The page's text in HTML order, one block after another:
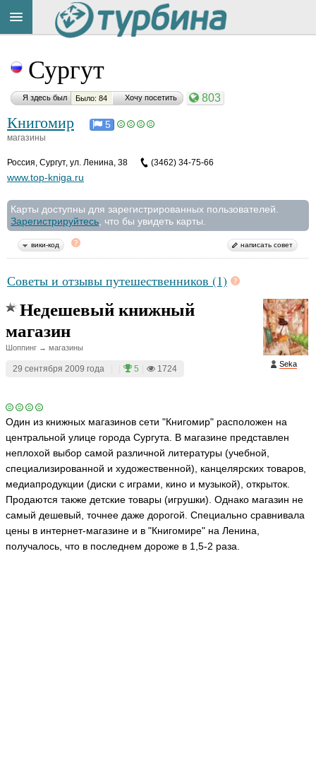
Сургут
Я здесь был Было: 84 Хочу посетить 803
Книгомир 5
магазины
Россия, Сургут, ул. Ленина, 38 (3462) 34-75-66
www.top-kniga.ru
Карты доступны для зарегистрированных пользователей.
Зарегистрируйтесь , что бы увидеть карты.
вики-код написать совет
Советы и отзывы путешественников (1)
Seka
Недешевый книжный
магазин
Шоппинг → магазины
29 сентября 2009 года 5 1724
Один из книжных магазинов сети "Книгомир" расположен на
центральной улице города Сургута. В магазине представлен
неплохой выбор самой различной литературы (учебной,
специализированной и художественной), канцелярских товаров,
медиапродукции (диски с играми, кино и музыкой), открыток.
Продаются также детские товары (игрушки). Однако магазин не
самый дешевый, точнее даже дорогой. Специально сравнивала
цены в интернет-магазине и в "Книгомире" на Ленина,
получалось, что в последнем дороже в 1,5-2 раза.
на
сайте:
Button